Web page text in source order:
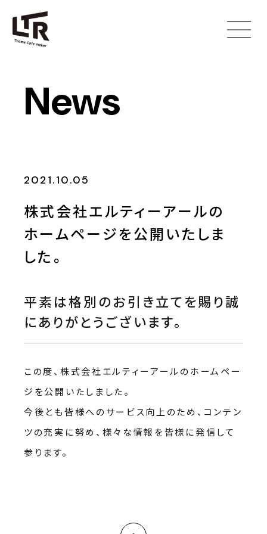
News
2021.10.05
株式会社エルティーアールの
ホームページを公開いたしま
した。
平素は格別のお引き立てを賜り誠
にありがとうございます。
この度、株式会社エルティーアールのホームペー
ジを公開いたしました。
今後とも皆様へのサービス向上のため、コンテン
ツの充実に努め、様々な情報を皆様に発信して
参ります。